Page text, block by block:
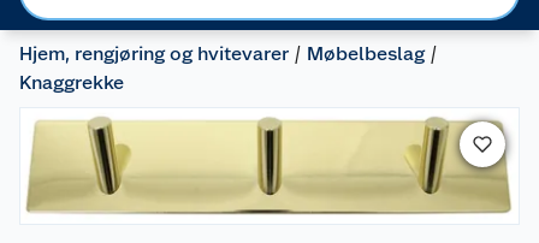
Hjem, rengjøring og hvitevarer
Møbelbeslag
Knaggrekke